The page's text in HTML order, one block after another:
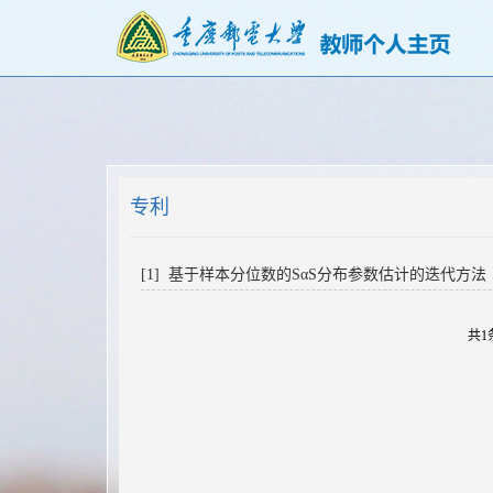
专利
[1] 基于样本分位数的SαS分布参数估计的迭代方法
共1